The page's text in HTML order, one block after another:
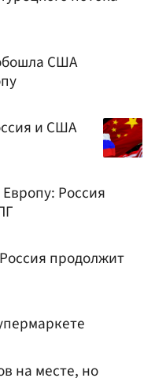
США
и США
Россия
продолжит
на месте, но